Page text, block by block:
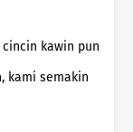
kawin pun
kami semakin